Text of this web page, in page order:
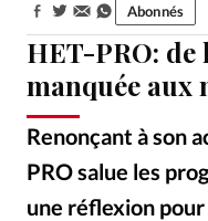
Opinions
Tous les articles
Faire un don
Se connecter
HET-PRO: de
manquée aux
Renonçant à son
PRO salue les
une réflexion
Partager: Abonnés